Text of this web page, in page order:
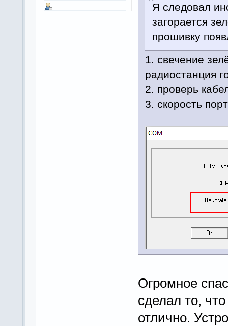
Я следовал
загорается
прошивку
1. свечение
радиостанция
2. проверь
3. скорость
Огромное
сделал то,
отлично.